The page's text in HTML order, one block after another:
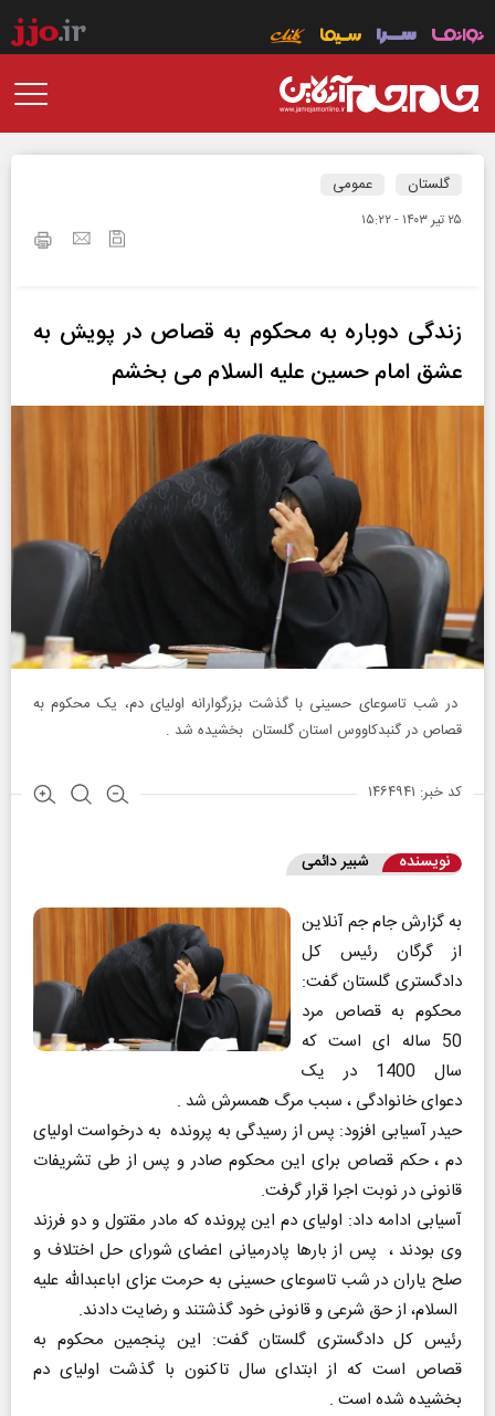
گلستان عمومی
۲۵ تير ۱۴۰۳ - ۱۵:۲۲
زندگی دوباره به محکوم به قصاص در پویش به
عشق امام حسین علیه السلام می بخشم
در شب تاسوعای حسینی با گذشت بزرگوارانه اولیای دم، یک محکوم به
قصاص در گنبدکاووس استان گلستان بخشیده شد .
کد خبر: ۱۴۶۴۹۴۱
نویسنده شبیر دائمی
به گزارش جام جم آنلاین
از گرگان رئیس کل
دادگستری گلستان گفت:
محکوم به قصاص مرد
50 ساله ای است که
سال 1400 در یک
دعوای خانوادگی ، سبب مرگ همسرش شد .
حیدر آسیابی افزود: پس از رسیدگی به پرونده به درخواست اولیای
دم ، حکم قصاص برای این محکوم صادر و پس از طی تشریفات
قانونی در نوبت اجرا قرار گرفت.
آسیابی ادامه داد: اولیای دم این پرونده که مادر مقتول و دو فرزند
وی بودند ، پس از بارها پادرمیانی اعضای شورای حل اختلاف و
صلح یاران در شب تاسوعای حسینی به حرمت عزای اباعبدالله علیه
السلام، از حق شرعی و قانونی خود گذشتند و رضایت دادند.
رئیس کل دادگستری گلستان گفت: این پنجمین محکوم به
قصاص است که از ابتدای سال تاکنون با گذشت اولیای دم
بخشیده شده است .